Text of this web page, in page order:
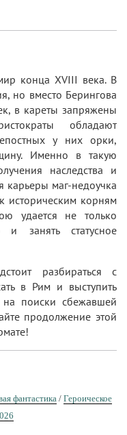
конца XVIII века. В
но вместо Берингова
в кареты запряжены
обладают
у них орки,
Именно в такую
наследства и
карьеры маг-недоучка
историческим корням
удается не только
занять статусное
разбираться с
в Рим и выступить
на поиски сбежавшей
продолжение этой
фантастика / Героическое